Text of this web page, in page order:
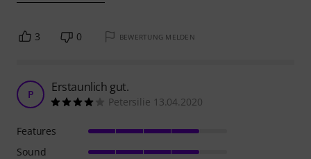
3 0 BEWERTUNG MELDEN
P Erstaunlich gut.
Petersilie 13.04.2020
Features
Sound